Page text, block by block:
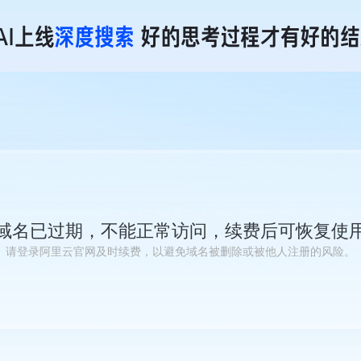
名已过期，不能正常访问，续费后可恢复使
请登录阿里云官网及时续费，以避免域名被删除或被他人注册的风险。